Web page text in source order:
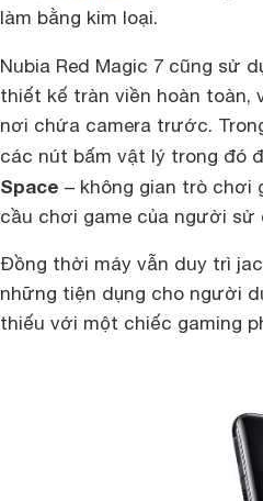
làm bằng kim loại.
Nubia Red Magic 7 cũng sử
thiết kế tràn viền hoàn toàn,
nơi chứa camera trước.
các nút bấm vật lý trong đó
Space – không gian trò chơi
cầu chơi game của người sử
Đồng thời máy vẫn duy trì
những tiện dụng cho người
thiếu với một chiếc gaming